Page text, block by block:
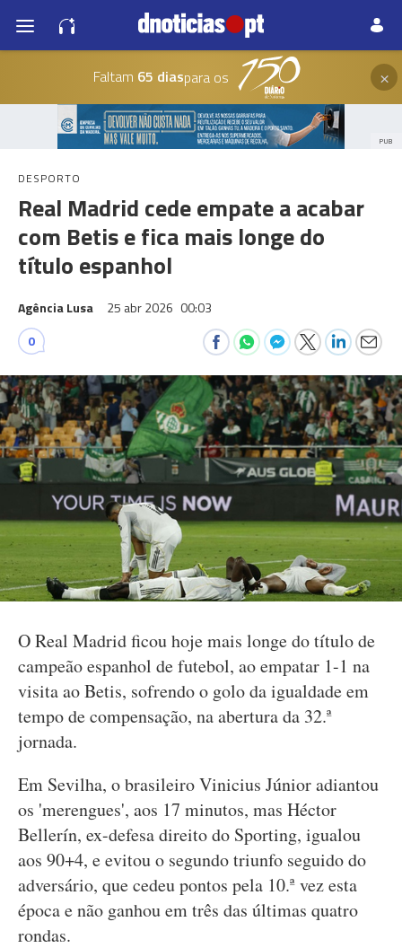
Faltam 65 diaspara os ×
PUB
DESPORTO
Real Madrid cede empate a acabar
com Betis e fica mais longe do
título espanhol
Agência Lusa 25 abr 2026 00:03
0
O Real Madrid ficou hoje mais longe do título de
campeão espanhol de futebol, ao empatar 1-1 na
visita ao Betis, sofrendo o golo da igualdade em
tempo de compensação, na abertura da 32.ª
jornada.
Em Sevilha, o brasileiro Vinicius Júnior adiantou
os 'merengues', aos 17 minutos, mas Héctor
Bellerín, ex-defesa direito do Sporting, igualou
aos 90+4, e evitou o segundo triunfo seguido do
adversário, que cedeu pontos pela 10.ª vez esta
época e não ganhou em três das últimas quatro
rondas.